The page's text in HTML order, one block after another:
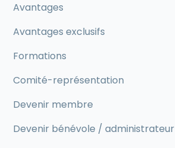
Avantages
Avantages exclusifs
Formations
Comité-représentation
Devenir membre
Devenir bénévole / administrateur